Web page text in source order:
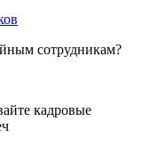
сотрудникам?
кадровые